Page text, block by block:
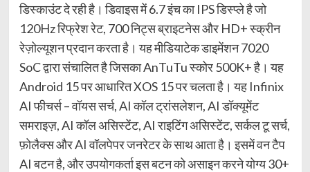
डिस्काउंट दे रही है। डिवाइस में 6.7 इंच का IPS डिस्प्ले है जो
120Hz रिफ्रेश रेट, 700 निट्स ब्राइटनेस और HD+ स्क्रीन
रेज़ोल्यूशन प्रदान करता है। यह मीडियाटेक डाइमेंशन 7020
SoC द्वारा संचालित है जिसका AnTuTu स्कोर 500K+ है। यह
Android 15 पर आधारित XOS 15 पर चलता है। यह Infinix
AI फीचर्स – वॉयस सर्च, AI कॉल ट्रांसलेशन, AI डॉक्यूमेंट
समराइज़, AI कॉल असिस्टेंट, AI राइटिंग असिस्टेंट, सर्कल टू सर्च,
फ़ोलैक्स और AI वॉलपेपर जनरेटर के साथ आता है। इसमें वन टैप
AI बटन है, और उपयोगकर्ता इस बटन को असाइन करने योग्य 30+